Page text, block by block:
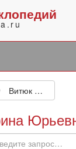
Витюк Екатерина Юрьевна